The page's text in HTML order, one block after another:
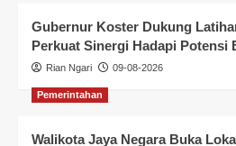
Gubernur Koster Dukung
Perkuat Sinergi Hadapi Potensi
Rian Ngari 09-08-2026
Pemerintahan
Walikota Jaya Negara Buka